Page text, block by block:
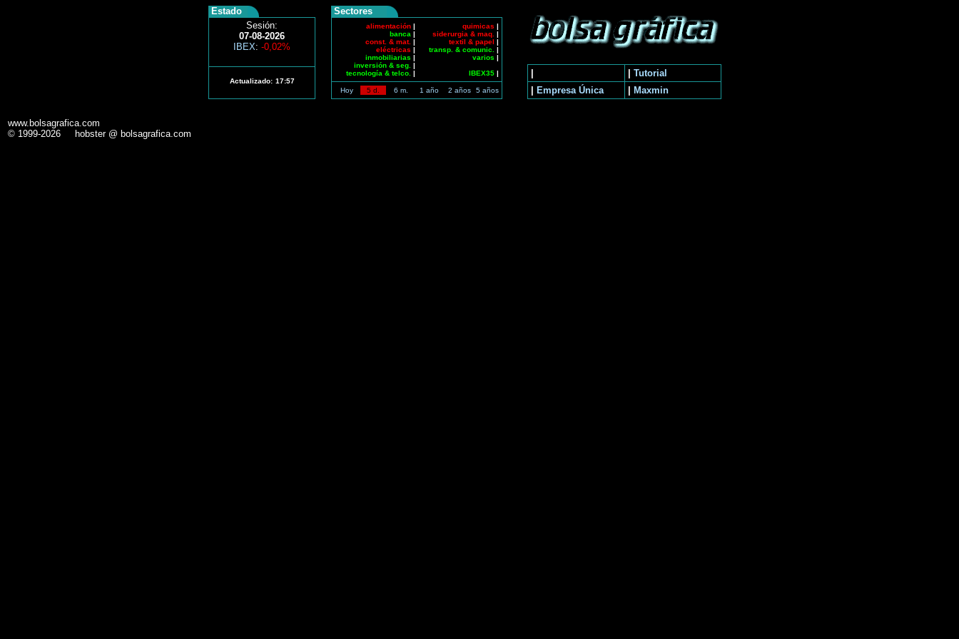
Estado
Sesión:
07-08-2026
IBEX: -0,02%
Actualizado: 17:57
Sectores
alimentación |
banca |
const. & mat. |
eléctricas |
inmobiliarias |
inversión & seg. |
tecnología & telco. |
quimicas |
siderurgia & maq. |
textil & papel |
transp. & comunic.
|
varios |
IBEX35 |
Hoy 5 d. 6 m. 1 año 2 años 5 años
Tutorial
Empresa Única Maxmin
www.bolsagrafica.com
© 1999-2026 hobster @ bolsagrafica.com